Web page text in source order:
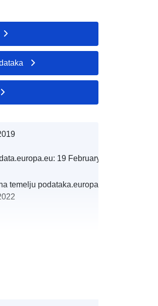
19 February
temelju podataka.europa.eu: